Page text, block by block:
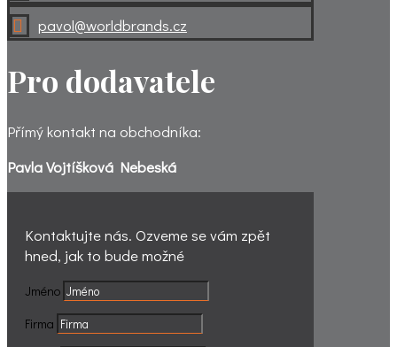
 pavol@worldbrands.cz
Pro dodavatele
Přímý kontakt na obchodníka:
Pavla Vojtíšková Nebeská
Kontaktujte nás. Ozveme se vám zpět
hned, jak to bude možné
Jméno
Firma